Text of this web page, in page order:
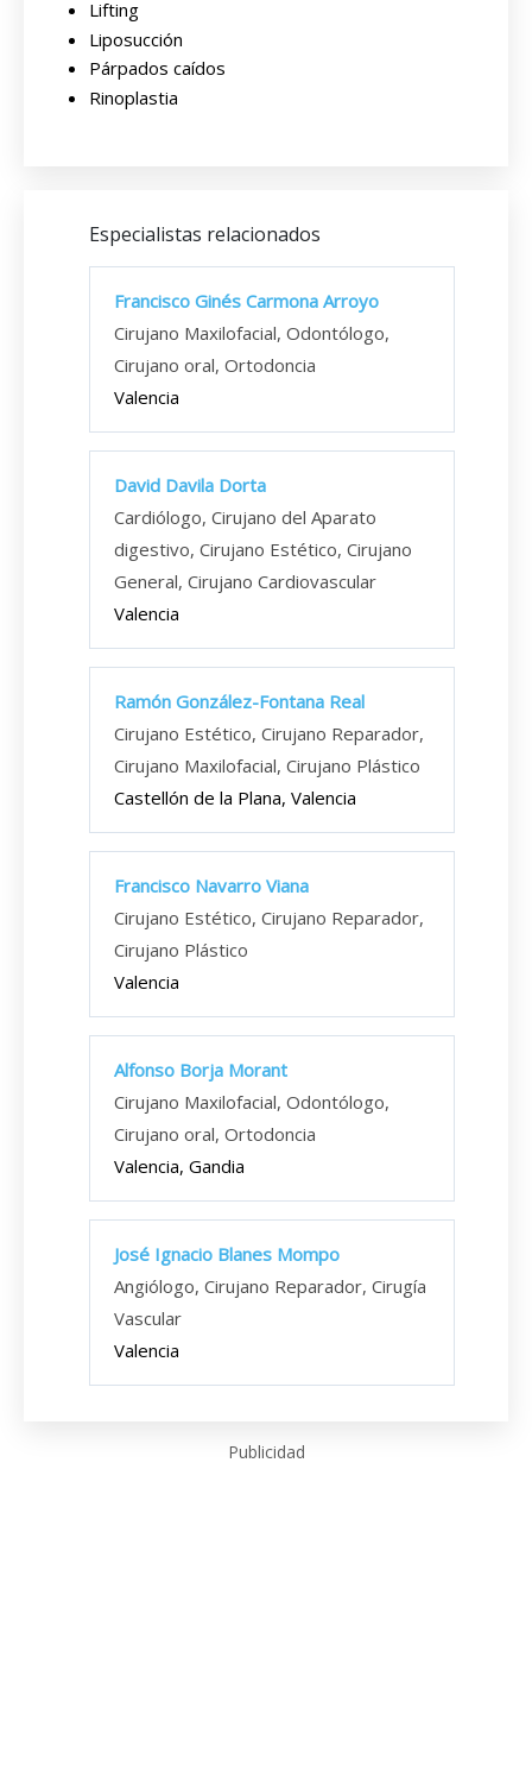
Lifting
Liposucción
Párpados caídos
Rinoplastia
Especialistas relacionados
Francisco Ginés Carmona Arroyo
Cirujano Maxilofacial, Odontólogo,
Cirujano oral, Ortodoncia
Valencia
David Davila Dorta
Cardiólogo, Cirujano del Aparato
digestivo, Cirujano Estético, Cirujano
General, Cirujano Cardiovascular
Valencia
Ramón González-Fontana Real
Cirujano Estético, Cirujano Reparador,
Cirujano Maxilofacial, Cirujano Plástico
Castellón de la Plana, Valencia
Francisco Navarro Viana
Cirujano Estético, Cirujano Reparador,
Cirujano Plástico
Valencia
Alfonso Borja Morant
Cirujano Maxilofacial, Odontólogo,
Cirujano oral, Ortodoncia
Valencia, Gandia
José Ignacio Blanes Mompo
Angiólogo, Cirujano Reparador, Cirugía
Vascular
Valencia
Publicidad